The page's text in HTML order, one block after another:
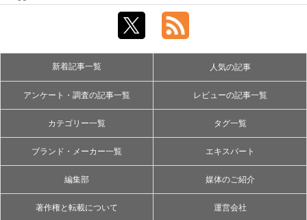
新着記事一覧 人気の記事
アンケート・調査の記事一覧 レビューの記事一覧
カテゴリー一覧 タグ一覧
ブランド・メーカー一覧 エキスパート
編集部 媒体のご紹介
著作権と転載について 運営会社